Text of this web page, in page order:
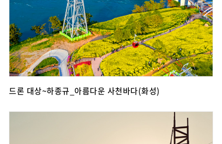
드론 대상~하종규_아름다운 사천바다(화성)